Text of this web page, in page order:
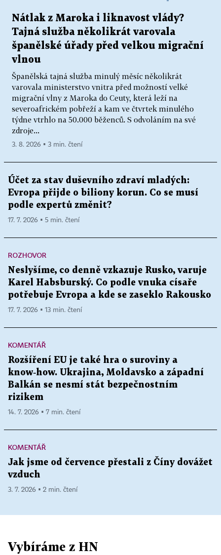
Nátlak z Maroka i liknavost vlády?
Tajná služba několikrát varovala
španělské úřady před velkou migrační
vlnou
Španělská tajná služba minulý měsíc několikrát
varovala ministerstvo vnitra před možností velké
migrační vlny z Maroka do Ceuty, která leží na
severoafrickém pobřeží a kam ve čtvrtek minulého
týdne vtrhlo na 50.000 běženců. S odvoláním na své
zdroje...
3. 8. 2026 ▪ 3 min. čtení
Účet za stav duševního zdraví mladých:
Evropa přijde o biliony korun. Co se musí
podle expertů změnit?
17. 7. 2026 ▪ 5 min. čtení
ROZHOVOR
Neslyšíme, co denně vzkazuje Rusko, varuje
Karel Habsburský. Co podle vnuka císaře
potřebuje Evropa a kde se zaseklo Rakousko
17. 7. 2026 ▪ 13 min. čtení
KOMENTÁŘ
Rozšíření EU je také hra o suroviny a
know‑how. Ukrajina, Moldavsko a západní
Balkán se nesmí stát bezpečnostním
rizikem
14. 7. 2026 ▪ 7 min. čtení
KOMENTÁŘ
Jak jsme od července přestali z Číny dovážet
vzduch
3. 7. 2026 ▪ 2 min. čtení
Vybíráme z HN